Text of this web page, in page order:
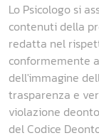
Lo Psicologo si
contenuti della
redatta nel
conformemente
dell'immagine
trasparenza e
violazione
del Codice